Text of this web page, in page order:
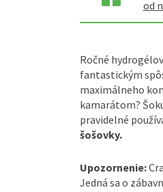
od
Ročné
fantastickým
maximálneho
kamarátom?
pravidelné
šošovky.
Upozornenie:
Jedná sa o